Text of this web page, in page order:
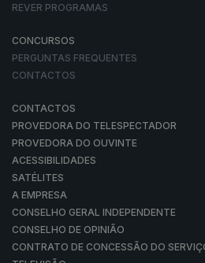
REVER PROGRAMAS
CONCURSOS
PERGUNTAS FREQUENTES
CONTACTOS
CONTACTOS
PROVEDORA DO TELESPECTADOR
PROVEDORA DO OUVINTE
ACESSIBILIDADES
SATÉLITES
A EMPRESA
CONSELHO GERAL INDEPENDENTE
CONSELHO DE OPINIÃO
CONTRATO DE CONCESSÃO DO